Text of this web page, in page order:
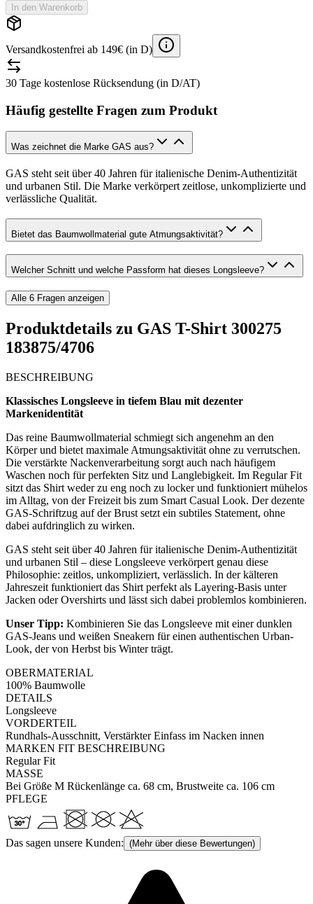
In den Warenkorb
Versandkostenfrei ab 149€ (in D)
30 Tage kostenlose Rücksendung (in D/AT)
Häufig gestellte Fragen zum Produkt
Was zeichnet die Marke GAS aus?
GAS steht seit über 40 Jahren für italienische Denim-Authentizität
und urbanen Stil. Die Marke verkörpert zeitlose, unkomplizierte und
verlässliche Qualität.
Bietet das Baumwollmaterial gute Atmungsaktivität?
Welcher Schnitt und welche Passform hat dieses Longsleeve?
Alle 6 Fragen anzeigen
Produktdetails zu GAS T-Shirt 300275
183875/4706
BESCHREIBUNG
Klassisches Longsleeve in tiefem Blau mit dezenter
Markenidentität
Das reine Baumwollmaterial schmiegt sich angenehm an den
Körper und bietet maximale Atmungsaktivität ohne zu verrutschen.
Die verstärkte Nackenverarbeitung sorgt auch nach häufigem
Waschen noch für perfekten Sitz und Langlebigkeit. Im Regular Fit
sitzt das Shirt weder zu eng noch zu locker und funktioniert mühelos
im Alltag, von der Freizeit bis zum Smart Casual Look. Der dezente
GAS-Schriftzug auf der Brust setzt ein subtiles Statement, ohne
dabei aufdringlich zu wirken.
GAS steht seit über 40 Jahren für italienische Denim-Authentizität
und urbanen Stil – diese Longsleeve verkörpert genau diese
Philosophie: zeitlos, unkompliziert, verlässlich. In der kälteren
Jahreszeit funktioniert das Shirt perfekt als Layering-Basis unter
Jacken oder Overshirts und lässt sich dabei problemlos kombinieren.
Unser Tipp: Kombinieren Sie das Longsleeve mit einer dunklen
GAS-Jeans und weißen Sneakern für einen authentischen Urban-
Look, der von Herbst bis Winter trägt.
OBERMATERIAL
100% Baumwolle
DETAILS
Longsleeve
VORDERTEIL
Rundhals-Ausschnitt, Verstärkter Einfass im Nacken innen
MARKEN FIT BESCHREIBUNG
Regular Fit
MASSE
Bei Größe M Rückenlänge ca. 68 cm, Brustweite ca. 106 cm
PFLEGE
Das sagen unsere Kunden: (Mehr über diese Bewertungen)